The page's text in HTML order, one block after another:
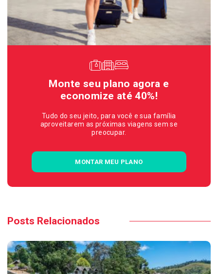
Monte seu plano agora e
economize até 40%!
Tudo do seu jeito, para você e sua família
aproveitarem as próximas viagens sem se
preocupar.
MONTAR MEU PLANO
Posts Relacionados